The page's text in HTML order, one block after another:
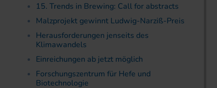
15. Trends in Brewing: Call for abstracts
Malzprojekt gewinnt Ludwig-Narziß-Preis
Herausforderungen jenseits des
Klimawandels
Einreichungen ab jetzt möglich
Forschungszentrum für Hefe und
Biotechnologie